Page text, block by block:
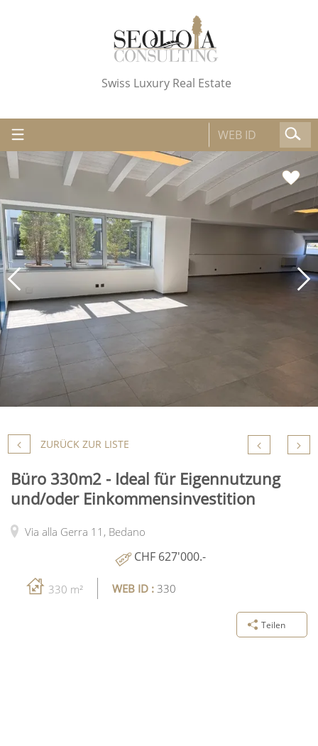
Swiss Luxury Real Estate
ZURÜCK ZUR LISTE
Büro 330m2 - Ideal für Eigennutzung
und/oder Einkommensinvestition
Via alla Gerra 11, Bedano
CHF 627'000.-
330 m² WEB ID : 330
Teilen